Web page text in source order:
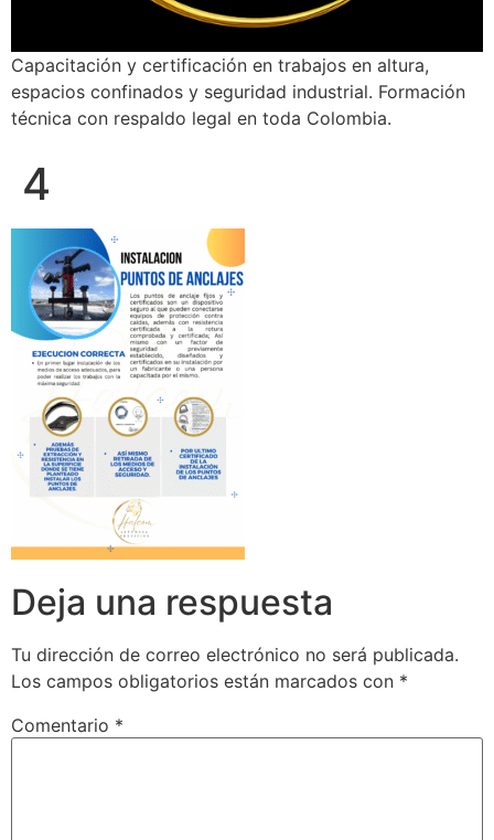
Capacitación y certificación en trabajos en altura,
espacios confinados y seguridad industrial. Formación
técnica con respaldo legal en toda Colombia.
4
Deja una respuesta
Tu dirección de correo electrónico no será publicada.
Los campos obligatorios están marcados con *
Comentario *